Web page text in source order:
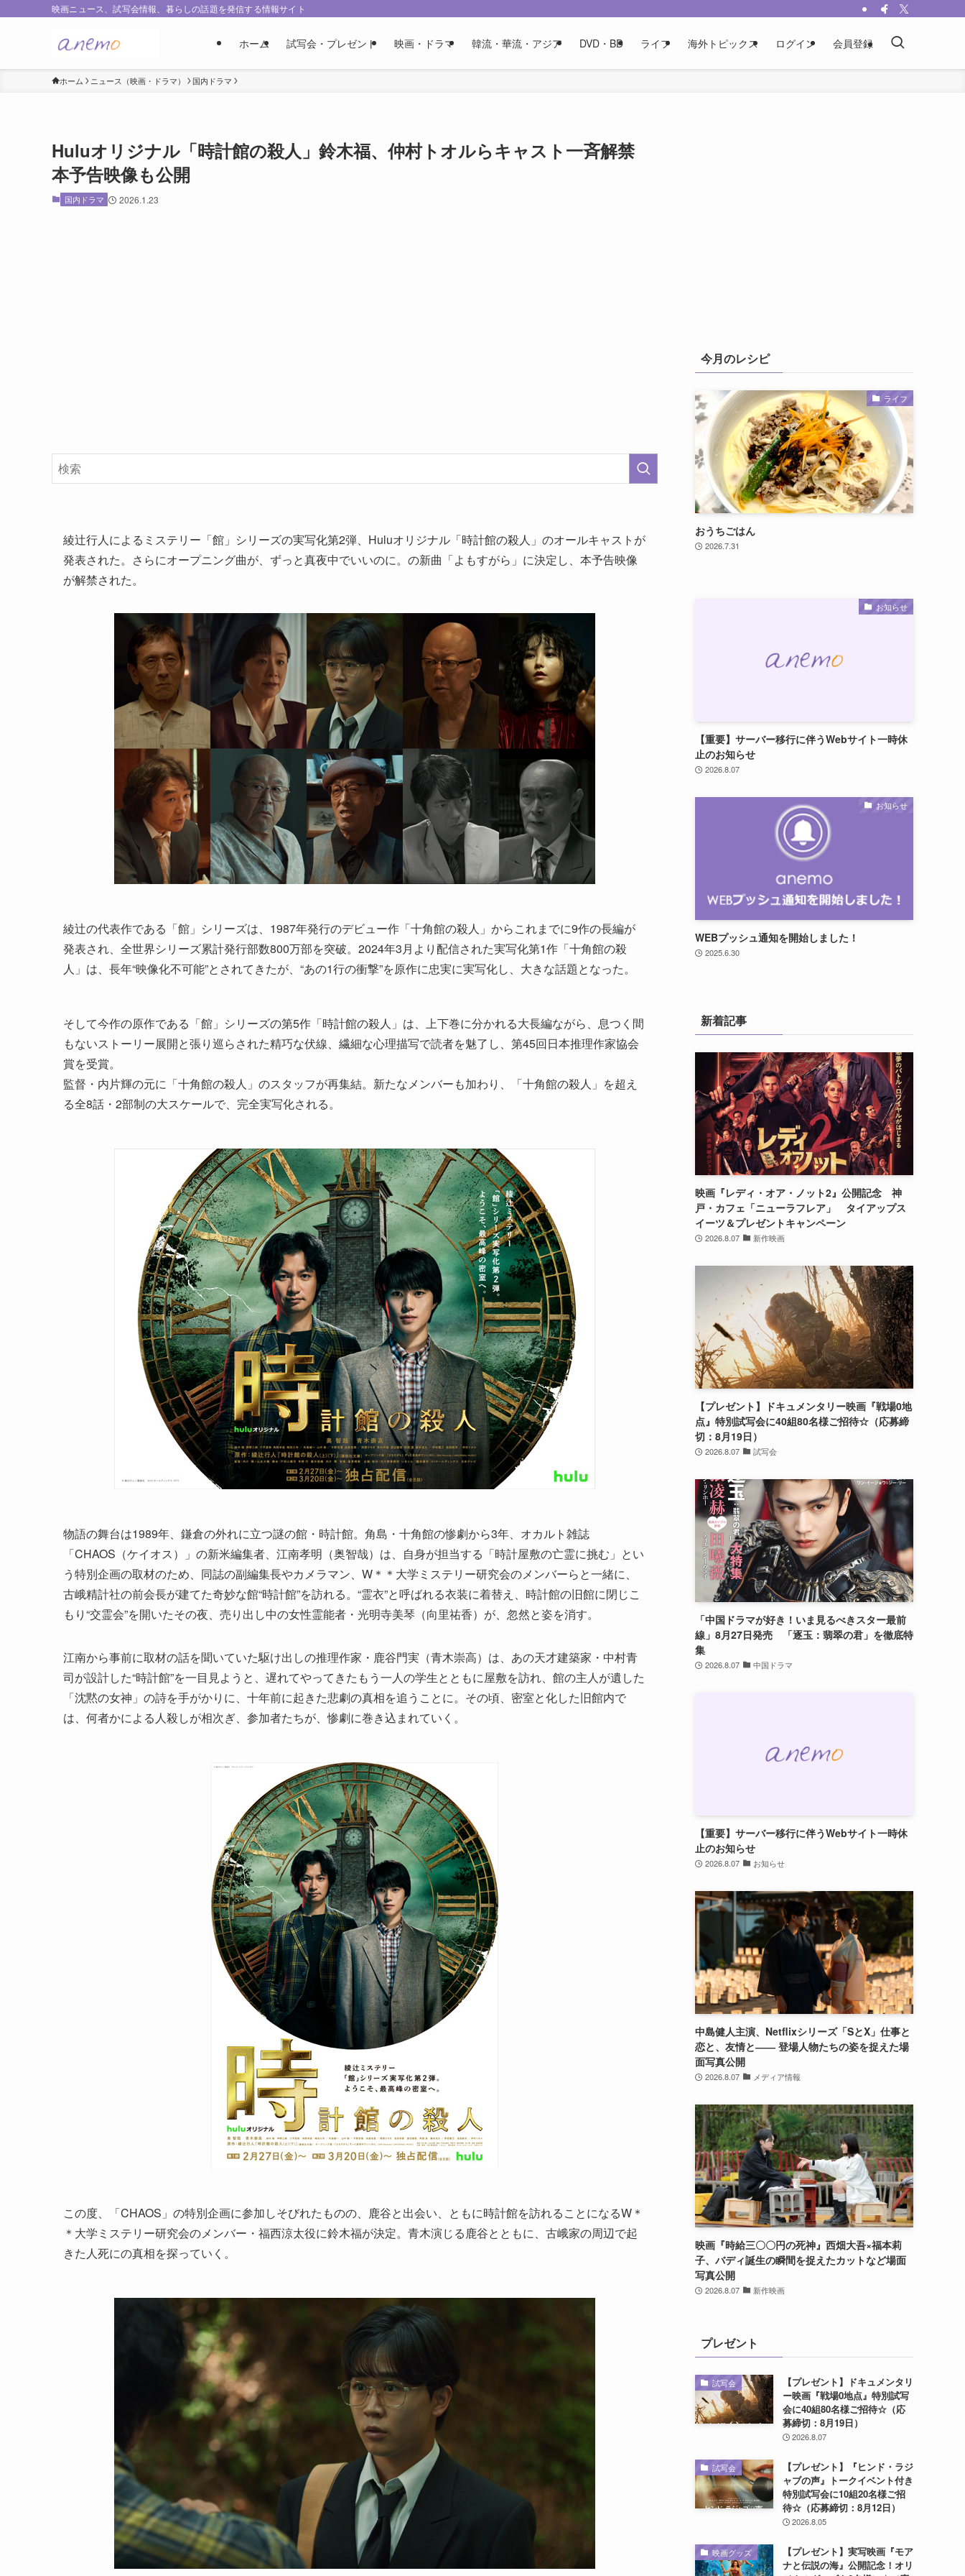
映画ニュース、試写会情報、暮らしの話題を発信する情報サイト
ホーム 試写会・プレゼント 映画・ドラマ 韓流・華流・アジア DVD・BD ライフ 海外トピックス ログイン 会員登録
ホーム ニュース（映画・ドラマ） 国内ドラマ
Huluオリジナル「時計館の殺人」鈴木福、仲村トオルらキャスト一斉解禁
本予告映像も公開
国内ドラマ 2026.1.23
綾辻行人によるミステリー「館」シリーズの実写化第2弾、Huluオリジナル「時計館の殺人」のオールキャストが
発表された。さらにオープニング曲が、ずっと真夜中でいいのに。の新曲「よもすがら」に決定し、本予告映像
が解禁された。
綾辻の代表作である「館」シリーズは、1987年発行のデビュー作「十角館の殺人」からこれまでに9作の長編が
発表され、全世界シリーズ累計発行部数800万部を突破。2024年3月より配信された実写化第1作「十角館の殺
人」は、長年“映像化不可能”とされてきたが、“あの1行の衝撃”を原作に忠実に実写化し、大きな話題となった。
そして今作の原作である「館」シリーズの第5作「時計館の殺人」は、上下巻に分かれる大長編ながら、息つく間
もないストーリー展開と張り巡らされた精巧な伏線、繊細な心理描写で読者を魅了し、第45回日本推理作家協会
賞を受賞。
監督・内片輝の元に「十角館の殺人」のスタッフが再集結。新たなメンバーも加わり、「十角館の殺人」を超え
る全8話・2部制の大スケールで、完全実写化される。
物語の舞台は1989年、鎌倉の外れに立つ謎の館・時計館。角島・十角館の惨劇から3年、オカルト雑誌
「CHAOS（ケイオス）」の新米編集者、江南孝明（奥智哉）は、自身が担当する「時計屋敷の亡霊に挑む」とい
う特別企画の取材のため、同誌の副編集長やカメラマン、W＊＊大学ミステリー研究会のメンバーらと一緒に、
古峨精計社の前会長が建てた奇妙な館“時計館”を訪れる。“霊衣”と呼ばれる衣装に着替え、時計館の旧館に閉じこ
もり“交霊会”を開いたその夜、売り出し中の女性霊能者・光明寺美琴（向里祐香）が、忽然と姿を消す。
江南から事前に取材の話を聞いていた駆け出しの推理作家・鹿谷門実（青木崇高）は、あの天才建築家・中村青
司が設計した“時計館”を一目見ようと、遅れてやってきたもう一人の学生とともに屋敷を訪れ、館の主人が遺した
「沈黙の女神」の詩を手がかりに、十年前に起きた悲劇の真相を追うことに。その頃、密室と化した旧館内で
は、何者かによる人殺しが相次ぎ、参加者たちが、惨劇に巻き込まれていく。
この度、「CHAOS」の特別企画に参加しそびれたものの、鹿谷と出会い、ともに時計館を訪れることになるW＊
＊大学ミステリー研究会のメンバー・福西涼太役に鈴木福が決定。青木演じる鹿谷とともに、古峨家の周辺で起
きた人死にの真相を探っていく。
今月のレシピ
ライフ
おうちごはん
2026.7.31
お知らせ
【重要】サーバー移行に伴うWebサイト一時休
止のお知らせ
2026.8.07
お知らせ
WEBプッシュ通知を開始しました！
2025.6.30
新着記事
映画『レディ・オア・ノット2』公開記念 神
戸・カフェ「ニューラフレア」 タイアップス
イーツ＆プレゼントキャンペーン
2026.8.07 新作映画
【プレゼント】ドキュメンタリー映画『戦場0地
点』特別試写会に40組80名様ご招待☆（応募締
切：8月19日）
2026.8.07 試写会
「中国ドラマが好き！いま見るべきスター最前
線」8月27日発売 「逐玉：翡翠の君」を徹底特
集
2026.8.07 中国ドラマ
【重要】サーバー移行に伴うWebサイト一時休
止のお知らせ
2026.8.07 お知らせ
中島健人主演、Netflixシリーズ「SとX」仕事と
恋と、友情と―― 登場人物たちの姿を捉えた場
面写真公開
2026.8.07 メディア情報
映画『時給三〇〇円の死神』西畑大吾×福本莉
子、バディ誕生の瞬間を捉えたカットなど場面
写真公開
2026.8.07 新作映画
プレゼント
試写会
【プレゼント】ドキュメンタリ
ー映画『戦場0地点』特別試写
会に40組80名様ご招待☆（応
募締切：8月19日）
2026.8.07
試写会
【プレゼント】『ヒンド・ラジ
ャブの声』トークイベント付き
特別試写会に10組20名様ご招
待☆（応募締切：8月12日）
2026.8.05
映画グッズ
【プレゼント】実写映画『モア
ナと伝説の海』公開記念！オリ